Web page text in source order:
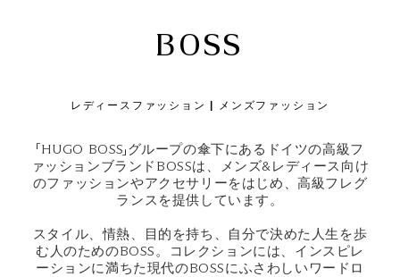
BOSS
レディースファッション | メンズファッション
「HUGO BOSS」グループの傘下にあるドイツの高級フ
ァッションブランドBOSSは、メンズ&レディース向け
のファッションやアクセサリーをはじめ、高級フレグ
ランスを提供しています。
スタイル、情熱、目的を持ち、自分で決めた人生を歩
む人のためのBOSS。コレクションには、インスピレ
ーションに満ちた現代のBOSSにふさわしいワードロ